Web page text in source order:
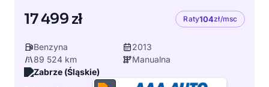
17 499 zł Raty104zł/msc
Benzyna
2013
89 524 km
Manualna
Zabrze (Śląskie)